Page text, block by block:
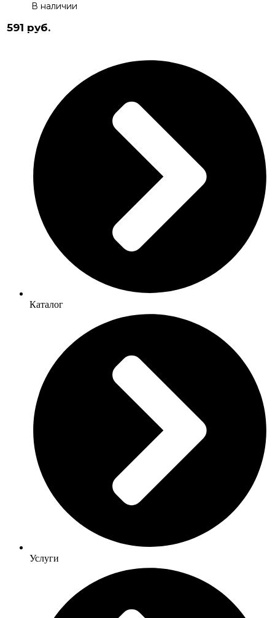
В наличии
591 руб.
Каталог
Услуги